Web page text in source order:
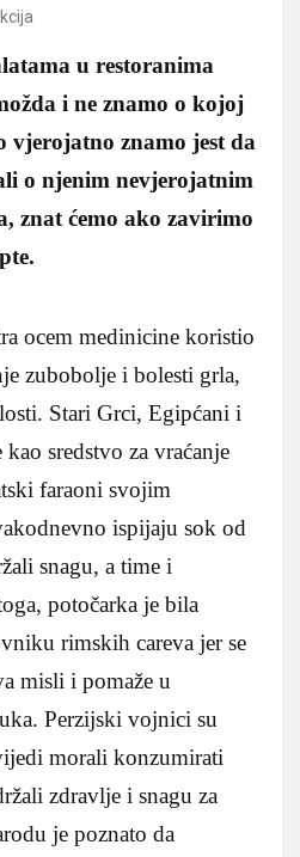
u restoranima
i ne znamo o kojoj
vjerojatno znamo jest da
o njenim nevjerojatnim
znat ćemo ako zavirimo
ocem medinicine koristio
zubobolje i bolesti grla,
Stari Grci, Egipćani i
sredstvo za vraćanje
faraoni svojim
ispijaju sok od
snagu, a time i
potočarka je bila
rimskih careva jer se
misli i pomaže u
Perzijski vojnici su
morali konzumirati
zdravlje i snagu za
je poznato da